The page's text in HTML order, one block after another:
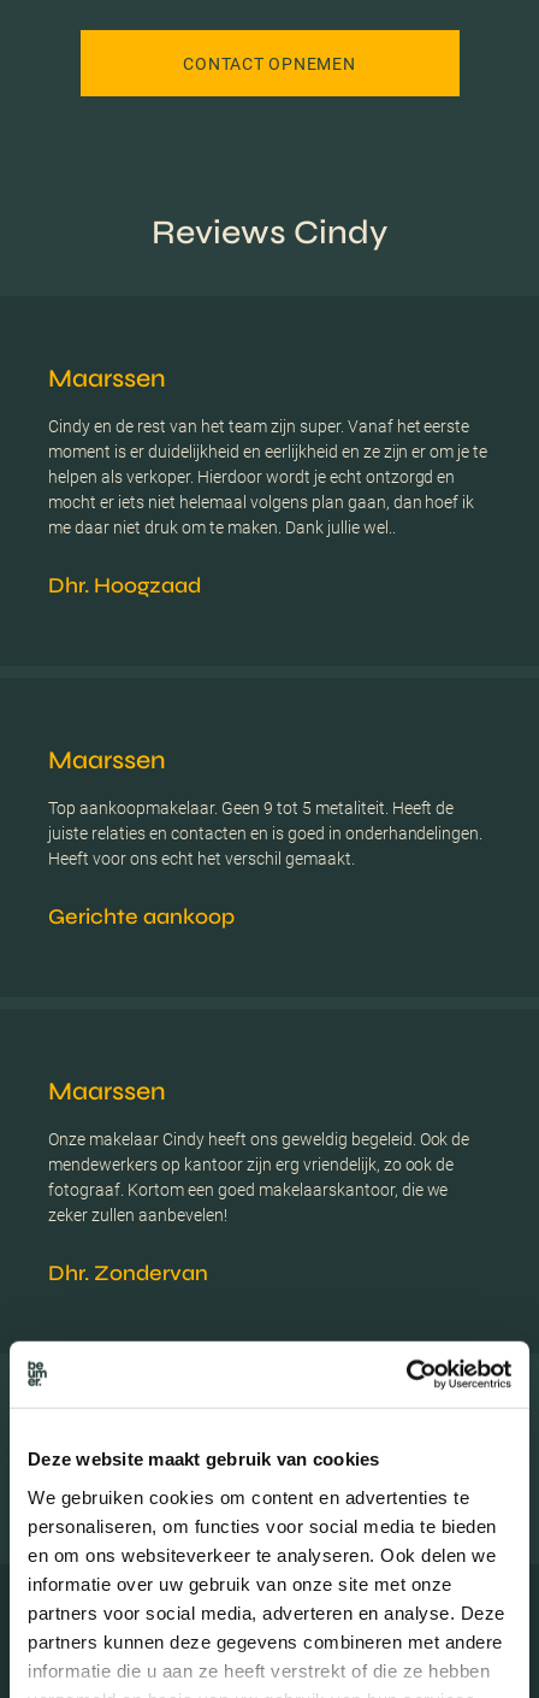
Deze website maakt gebruik van cookies
We gebruiken cookies om content en advertenties te
personaliseren, om functies voor social media te bieden
en om ons websiteverkeer te analyseren. Ook delen we
informatie over uw gebruik van onze site met onze
partners voor social media, adverteren en analyse. Deze
partners kunnen deze gegevens combineren met andere
informatie die u aan ze heeft verstrekt of die ze hebben
CONTACT OPNEMEN
Reviews Cindy
Maarssen
Cindy en de rest van het team zijn super. Vanaf het eerste
moment is er duidelijkheid en eerlijkheid en ze zijn er om je te
helpen als verkoper. Hierdoor wordt je echt ontzorgd en
mocht er iets niet helemaal volgens plan gaan, dan hoef ik
me daar niet druk om te maken. Dank jullie wel..
Dhr. Hoogzaad
Maarssen
Top aankoopmakelaar. Geen 9 tot 5 metaliteit. Heeft de
juiste relaties en contacten en is goed in onderhandelingen.
Heeft voor ons echt het verschil gemaakt.
Gerichte aankoop
Maarssen
Onze makelaar Cindy heeft ons geweldig begeleid. Ook de
mendewerkers op kantoor zijn erg vriendelijk, zo ook de
fotograaf. Kortom een goed makelaarskantoor, die we
zeker zullen aanbevelen!
Dhr. Zondervan
Neem contact op met